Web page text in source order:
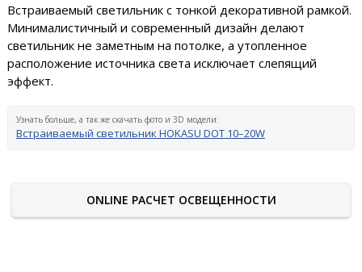
Встраиваемый светильник с тонкой декоративной рамкой.
Минималистичный и современный дизайн делают
светильник не заметным на потолке, а утопленное
расположение источника света исключает слепящий
эффект.
Узнать больше, а так же скачать фото и 3D модели:
Встраиваемый светильник HOKASU DOT 10–20W
ONLINE РАСЧЕТ ОСВЕЩЕННОСТИ